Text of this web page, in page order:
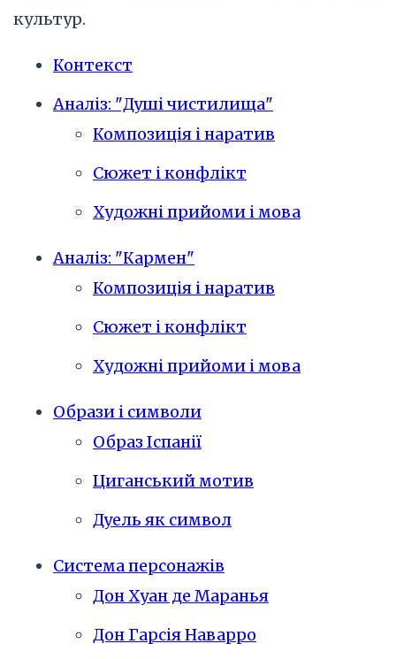
культур.
Контекст
Аналіз: "Душі чистилища"
Композиція і наратив
Сюжет і конфлікт
Художні прийоми і мова
Аналіз: "Кармен"
Композиція і наратив
Сюжет і конфлікт
Художні прийоми і мова
Образи і символи
Образ Іспанії
Циганський мотив
Дуель як символ
Система персонажів
Дон Хуан де Маранья
Дон Гарсія Наварро